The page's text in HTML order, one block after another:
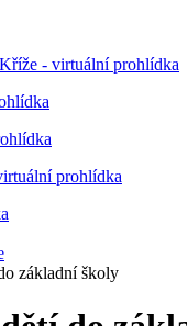
- virtuální prohlídka
prohlídka
základní školy